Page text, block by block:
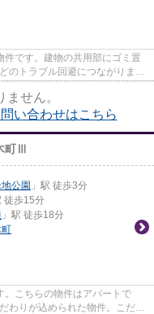
です。建物の共用部にゴミ置
のトラブル回避につながりま
せん。
い合わせはこちら
町Ⅲ
公園 」駅 徒歩3分
徒歩15分
」駅 徒歩18分
。こちらの物件はアパートで
わりが込められた物件。こだわ